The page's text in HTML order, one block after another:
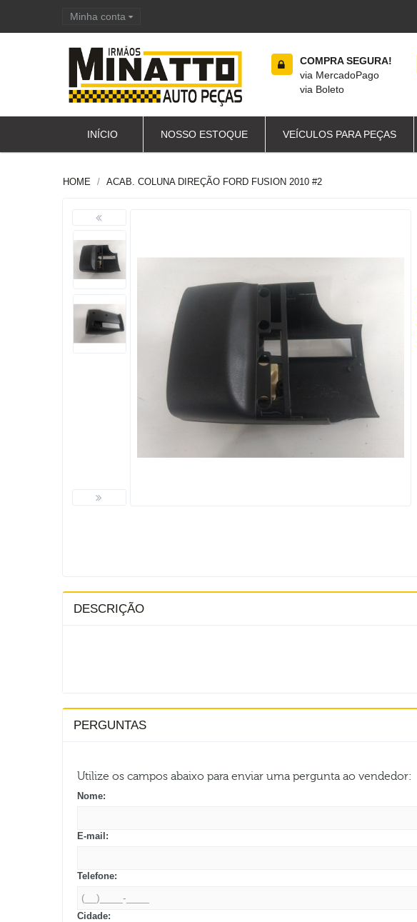
Minha conta
COMPRA SEGURA!
via MercadoPago
via Boleto
INÍCIO NOSSO ESTOQUE VEÍCULOS PARA PEÇAS
HOME ACAB. COLUNA DIREÇÃO FORD FUSION 2010 #2
DESCRIÇÃO
PERGUNTAS
Utilize os campos abaixo para enviar uma pergunta ao vendedor:
Nome:
E-mail:
Telefone:
Cidade: